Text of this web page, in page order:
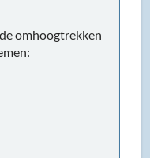
omhoogtrekken